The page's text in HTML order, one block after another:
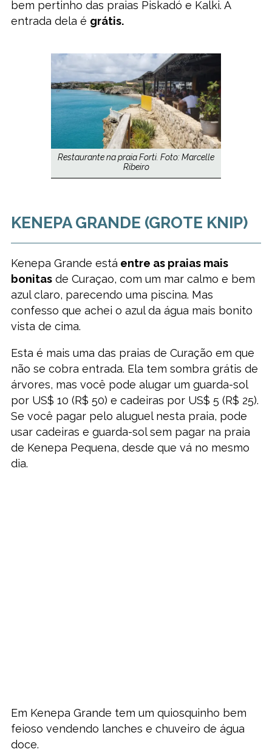
bem pertinho das praias Piskadó e Kalki. A
entrada dela é grátis.
Restaurante na praia Forti. Foto: Marcelle
Ribeiro
KENEPA GRANDE (GROTE KNIP)
Kenepa Grande está entre as praias mais
bonitasde Curaçao, com um mar calmo e bem
azul claro, parecendo uma piscina. Mas
confesso que achei o azul da água mais bonito
vista de cima.
Esta é mais uma das praias de Curação em que
não se cobra entrada. Ela tem sombra grátis de
árvores, mas você pode alugar um guarda-sol
por US$ 10 (R$ 50) e cadeiras por US$ 5 (R$ 25).
Se você pagar pelo aluguel nesta praia, pode
usar cadeiras e guarda-sol sem pagar na praia
de Kenepa Pequena, desde que vá no mesmo
dia.
Em Kenepa Grande tem um quiosquinho bem
feioso vendendo lanches e chuveiro de água
doce.